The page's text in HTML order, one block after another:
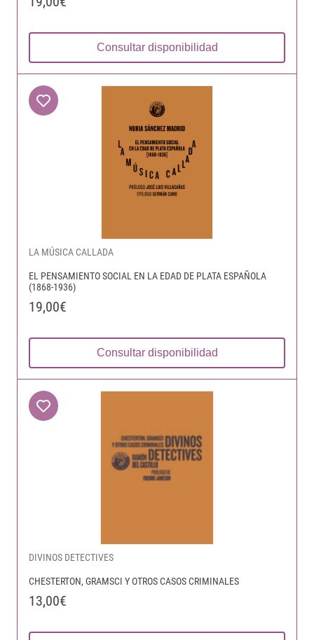
Consultar disponibilidad
LA MÚSICA CALLADA
EL PENSAMIENTO SOCIAL EN LA EDAD DE PLATA ESPAÑOLA
(1868-1936)
19,00€
Consultar disponibilidad
DIVINOS DETECTIVES
CHESTERTON, GRAMSCI Y OTROS CASOS CRIMINALES
13,00€